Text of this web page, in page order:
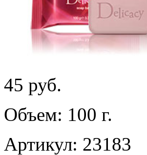
45 руб.
Объем: 100 г.
Артикул: 23183